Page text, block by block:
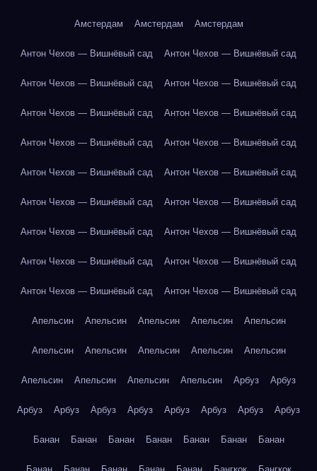
Амстердам Амстердам Амстердам
Антон Чехов — Вишнёвый сад Антон Чехов — Вишнёвый сад
Антон Чехов — Вишнёвый сад Антон Чехов — Вишнёвый сад
Антон Чехов — Вишнёвый сад Антон Чехов — Вишнёвый сад
Антон Чехов — Вишнёвый сад Антон Чехов — Вишнёвый сад
Антон Чехов — Вишнёвый сад Антон Чехов — Вишнёвый сад
Антон Чехов — Вишнёвый сад Антон Чехов — Вишнёвый сад
Антон Чехов — Вишнёвый сад Антон Чехов — Вишнёвый сад
Антон Чехов — Вишнёвый сад Антон Чехов — Вишнёвый сад
Антон Чехов — Вишнёвый сад Антон Чехов — Вишнёвый сад
Апельсин Апельсин Апельсин Апельсин Апельсин
Апельсин Апельсин Апельсин Апельсин Апельсин
Апельсин Апельсин Апельсин Апельсин Арбуз Арбуз
Арбуз Арбуз Арбуз Арбуз Арбуз Арбуз Арбуз Арбуз
Банан Банан Банан Банан Банан Банан Банан